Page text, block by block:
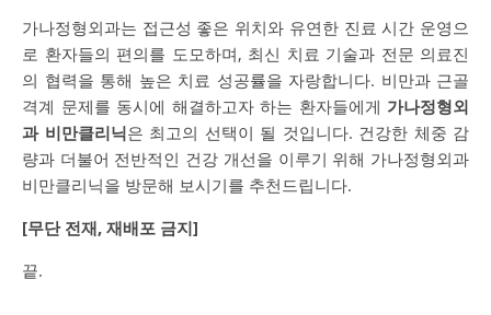
가나정형외과는 접근성 좋은 위치와 유연한 진료 시간 운영으
로 환자들의 편의를 도모하며, 최신 치료 기술과 전문 의료진
의 협력을 통해 높은 치료 성공률을 자랑합니다. 비만과 근골
격계 문제를 동시에 해결하고자 하는 환자들에게 가나정형외
과 비만클리닉은 최고의 선택이 될 것입니다. 건강한 체중 감
량과 더불어 전반적인 건강 개선을 이루기 위해 가나정형외과
비만클리닉을 방문해 보시기를 추천드립니다.
[무단 전재, 재배포 금지]
끝.